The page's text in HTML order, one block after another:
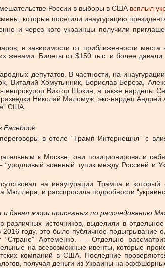
России в выборы в США всплыл
которые посетили инаугурацию
и через кого украинцы получили
в зависимости от приближенности
Билеты от $150 тыс. и более давали
депутатов. В частности, на
Виталий Хомутынник, Борислав Береза,
Виктор Шокин, а также нардепы
Николай Маломуж, экс-нардеп Андрей
США.
Facebook
в отеле “Трамп Интернешнл” с
к Москве, они позиционировали
военный тупик между Россией и
на инаугурации Трампа и
и расспросила подробности
давал жюри присяжных по расследованию
источников, выделили в отдельное
году, это было публичное подыгрывание
Артеменко. — Отдельно
на всевозможные ивенты, которые
компаний в США. Последние
получая деньги из Украины на